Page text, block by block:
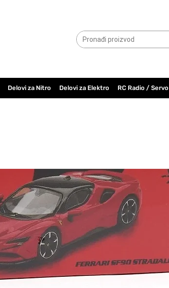
Delovi za Nitro Delovi za Elektro RC Radio / Servo